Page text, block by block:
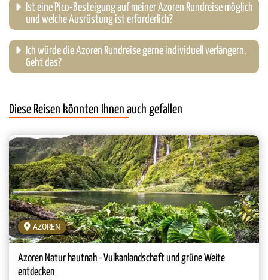
Ist eine Pico-Besteigung auf meiner Azoren Rundreise möglich
und welche Ausrüstung ist erforderlich?
Ich würde die Azoren Rundreise gerne individuell verlängern.
Geht das?
Diese Reisen könnten Ihnen auch gefallen
AZOREN
Azoren Natur hautnah - Vulkanlandschaft und grüne Weite
entdecken